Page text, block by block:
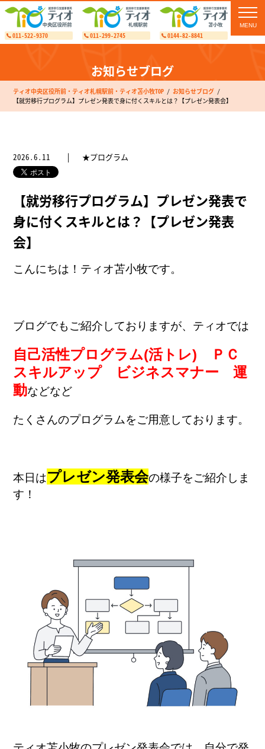
011-522-9370 011-299-2745 0144-82-8841
お知らせブログ
ティオ中央区役所前・ティオ札幌駅前・ティオ苫小牧TOP
お知らせブログ
【就労移行プログラム】プレゼン発表で身に付くスキルとは？【プレゼン発表会】
2026.6.11 ★プログラム
【就労移行プログラム】プレゼン発表で
身に付くスキルとは？【プレゼン発表
会】
こんにちは！ティオ苫小牧です。
ブログでもご紹介しておりますが、ティオでは
自己活性プログラム(活トレ)
ＰＣ
スキルアップ
ビジネスマナー
運
動などなど
たくさんのプログラムをご用意しております。
本日はプレゼン発表会の様子をご紹介しま
す！